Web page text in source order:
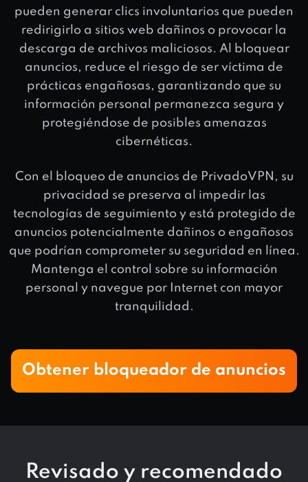
pueden generar clics involuntarios que pueden
redirigirlo a sitios web dañinos o provocar la
descarga de archivos maliciosos. Al bloquear
anuncios, reduce el riesgo de ser víctima de
prácticas engañosas, garantizando que su
información personal permanezca segura y
protegiéndose de posibles amenazas
cibernéticas.
Con el bloqueo de anuncios de PrivadoVPN, su
privacidad se preserva al impedir las
tecnologías de seguimiento y está protegido de
anuncios potencialmente dañinos o engañosos
que podrían comprometer su seguridad en línea.
Mantenga el control sobre su información
personal y navegue por Internet con mayor
tranquilidad.
Obtener bloqueador de anuncios
Revisado y recomendado